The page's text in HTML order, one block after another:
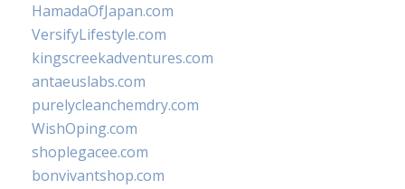
HamadaOfJapan.com
VersifyLifestyle.com
kingscreekadventures.com
antaeuslabs.com
purelycleanchemdry.com
WishOping.com
shoplegacee.com
bonvivantshop.com